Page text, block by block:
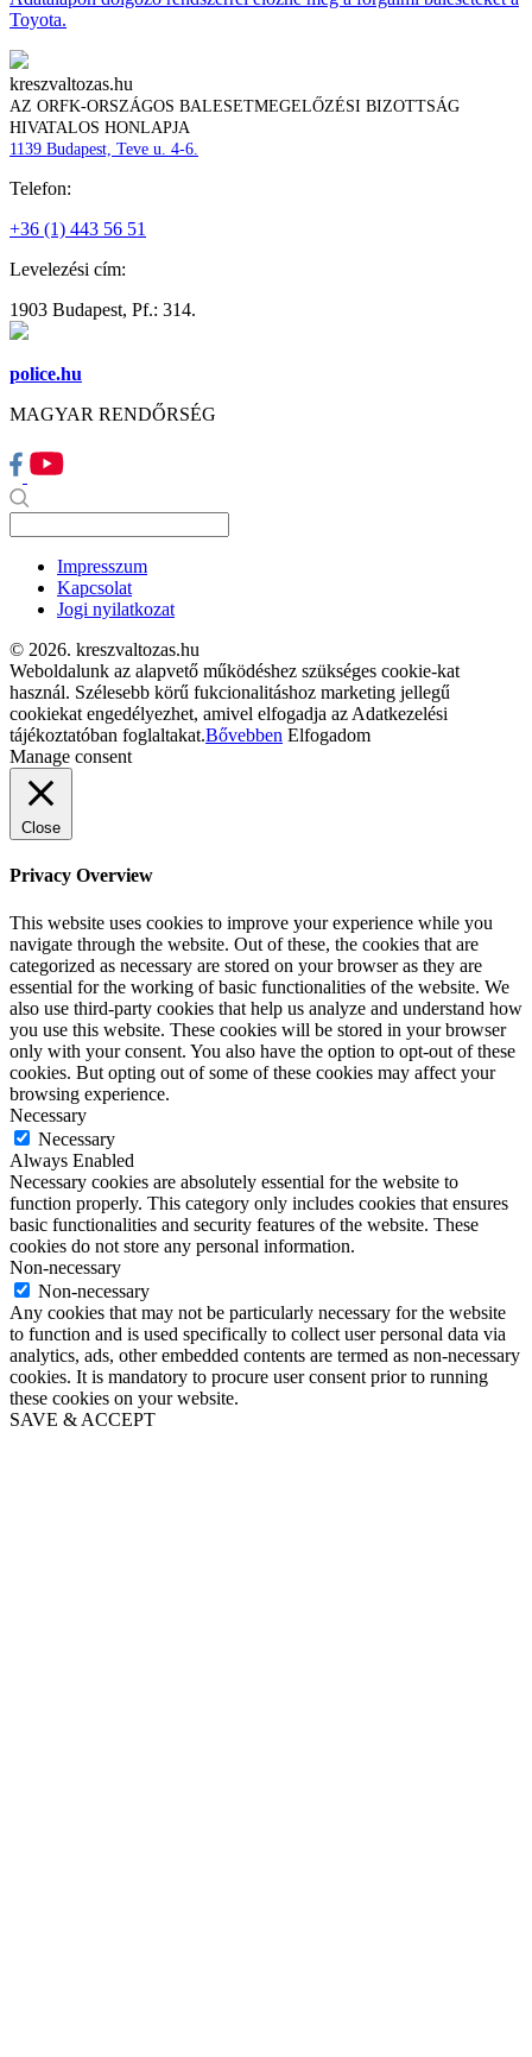
Toyota.
kreszvaltozas.hu
AZ ORFK-ORSZÁGOS BALESETMEGELŐZÉSI BIZOTTSÁG
HIVATALOS HONLAPJA
1139 Budapest, Teve u. 4-6.
Telefon:
+36 (1) 443 56 51
Levelezési cím:
1903 Budapest, Pf.: 314.
police.hu
MAGYAR RENDŐRSÉG
Impresszum
Kapcsolat
Jogi nyilatkozat
© 2026. kreszvaltozas.hu
Weboldalunk az alapvető működéshez szükséges cookie-kat
használ. Szélesebb körű fukcionalitáshoz marketing jellegű
cookiekat engedélyezhet, amivel elfogadja az Adatkezelési
tájékoztatóban foglaltakat.Bővebben Elfogadom
Manage consent
Close
Privacy Overview
This website uses cookies to improve your experience while you
navigate through the website. Out of these, the cookies that are
categorized as necessary are stored on your browser as they are
essential for the working of basic functionalities of the website. We
also use third-party cookies that help us analyze and understand how
you use this website. These cookies will be stored in your browser
only with your consent. You also have the option to opt-out of these
cookies. But opting out of some of these cookies may affect your
browsing experience.
Necessary
Necessary
Always Enabled
Necessary cookies are absolutely essential for the website to
function properly. This category only includes cookies that ensures
basic functionalities and security features of the website. These
cookies do not store any personal information.
Non-necessary
Non-necessary
Any cookies that may not be particularly necessary for the website
to function and is used specifically to collect user personal data via
analytics, ads, other embedded contents are termed as non-necessary
cookies. It is mandatory to procure user consent prior to running
these cookies on your website.
SAVE & ACCEPT